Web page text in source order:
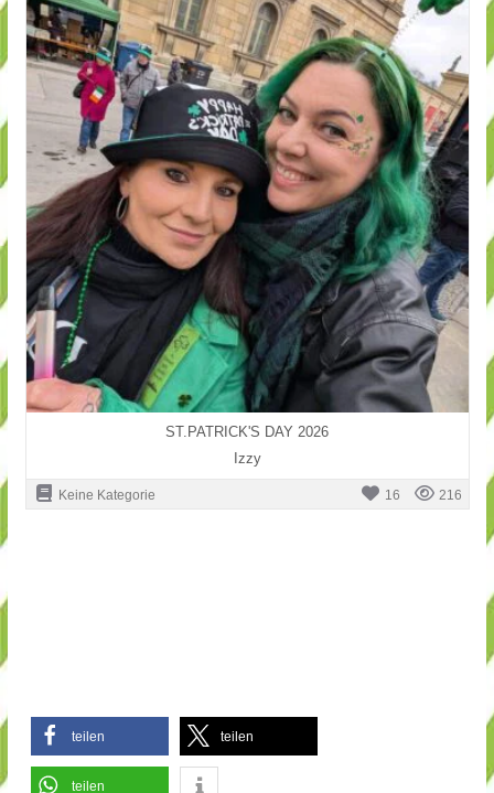
ST.PATRICK'S DAY 2026
Izzy
Keine Kategorie 216
16
teilen teilen
teilen